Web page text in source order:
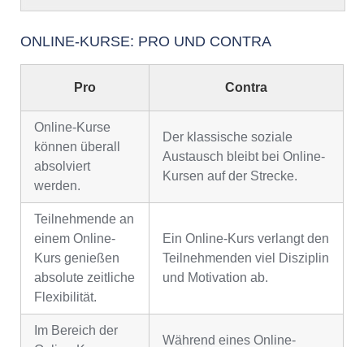
ONLINE-KURSE: PRO UND CONTRA
Pro Contra
Online-Kurse
können überall
absolviert
werden.
Der klassische soziale
Austausch bleibt bei Online-
Kursen auf der Strecke.
Teilnehmende an
einem Online-
Kurs genießen
absolute zeitliche
Flexibilität.
Ein Online-Kurs verlangt den
Teilnehmenden viel Disziplin
und Motivation ab.
Im Bereich der
Während eines Online-